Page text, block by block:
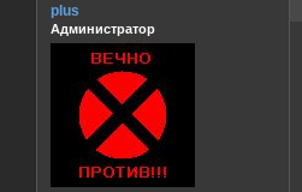
plus
Администратор